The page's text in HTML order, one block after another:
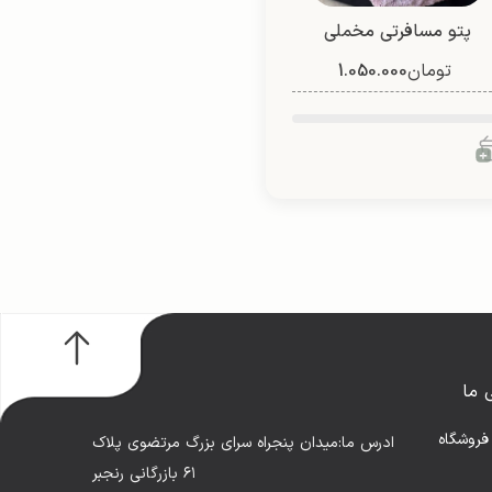
پتو مسافرتی مخملی
نیوسافتتومان1.050.000
ما
ادرس ما:میدان پنجراه سرای بزرگ مرتضوی پلاک
۶۱ بازرگانی رنجبر